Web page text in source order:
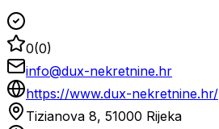
0(0)
info@dux-nekretnine.hr
https://www.dux-nekretnine.hr/
Tizianova 8, 51000 Rijeka